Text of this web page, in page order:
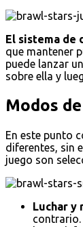
El sistema de
que mantener
puede lanzar
sobre ella y
Modos
En este punto
diferentes, sin
juego son
Luchar y
contrario.